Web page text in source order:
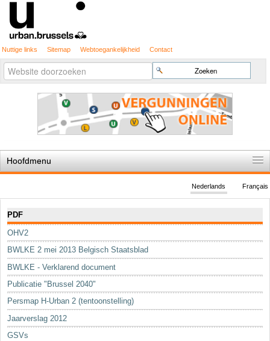
Nuttige links Sitemap Webtoegankelijkheid Contact
Zoek
Geavanceerd
zoeken...
Hoofdmenu
De spelregels
Stedenbouwkundige vergunning
Cartografie
Studies en publicaties
Sleutelwoorden
Stedenbouwkundige inlichtingen
Français
Nederlands
PDF
OHV2
BWLKE 2 mei 2013 Belgisch Staatsblad
BWLKE - Verklarend document
Publicatie "Brussel 2040"
Persmap H-Urban 2 (tentoonstelling)
Jaarverslag 2012
GSVs